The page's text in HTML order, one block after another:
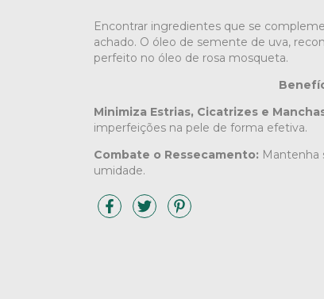
Encontrar ingredientes que se
achado. O óleo de semente de uva,
perfeito no óleo de rosa mosqueta.
Minimiza Estrias, Cicatrizes e
imperfeições na pele de forma efetiva.
Combate o Ressecamento: Mantenha
umidade.